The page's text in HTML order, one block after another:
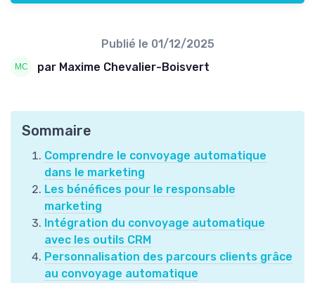
Publié le 01/12/2025
par Maxime Chevalier-Boisvert
Sommaire
Comprendre le convoyage automatique
dans le marketing
Les bénéfices pour le responsable
marketing
Intégration du convoyage automatique
avec les outils CRM
Personnalisation des parcours clients grâce
au convoyage automatique